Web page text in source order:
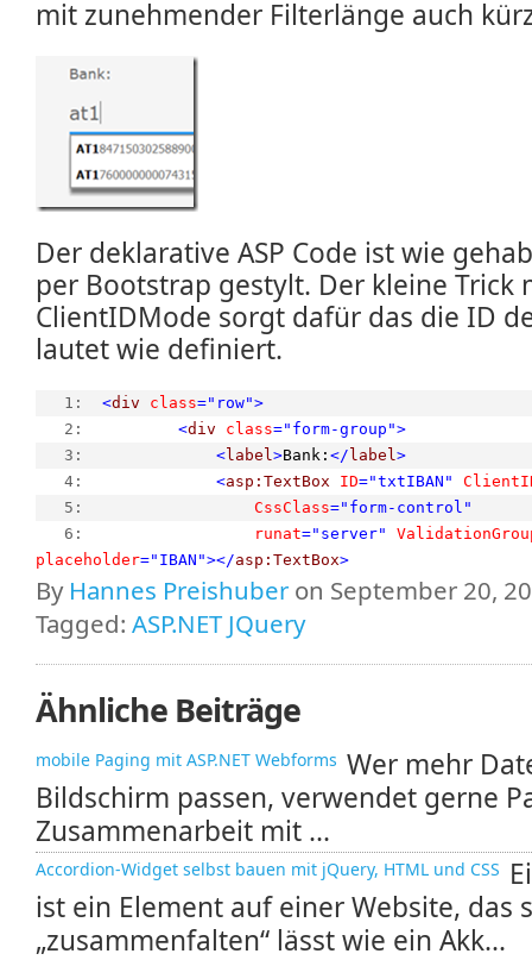
mit zunehmender Filterlänge auch
Der deklarative ASP Code ist wie
per Bootstrap gestylt. Der kleine Trick
ClientIDMode sorgt dafür das die ID
lautet wie definiert.
   1:
<div class="row">
   2:
<div class="form-group">
   3:
<label>Bank: </ label>
   4:
<asp:TextBox ID="txtIBAN"
   5:
CssClass="form-control"
   6:
runat="server"
placeholder="IBAN"></asp:TextBox>
By Hannes Preishuber on September 20,
Tagged: ASP.NET JQuery
Ähnliche Beiträge
mobile Paging mit ASP.NET Webforms Wer mehr
Bildschirm passen, verwendet gerne
Zusammenarbeit mit ...
Accordion-Widget selbst bauen mit jQuery, HTML und CSS
ist ein Element auf einer Website, das
„zusammenfalten“ lässt wie ein Akk...